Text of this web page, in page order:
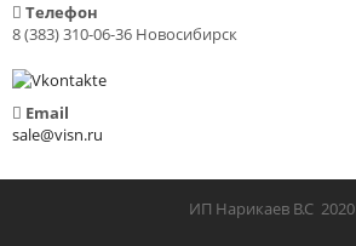
Телефон
8 (383) 310-06-36 Новосибирск
Email
sale@visn.ru
ИП Нарикаев В.С 2020